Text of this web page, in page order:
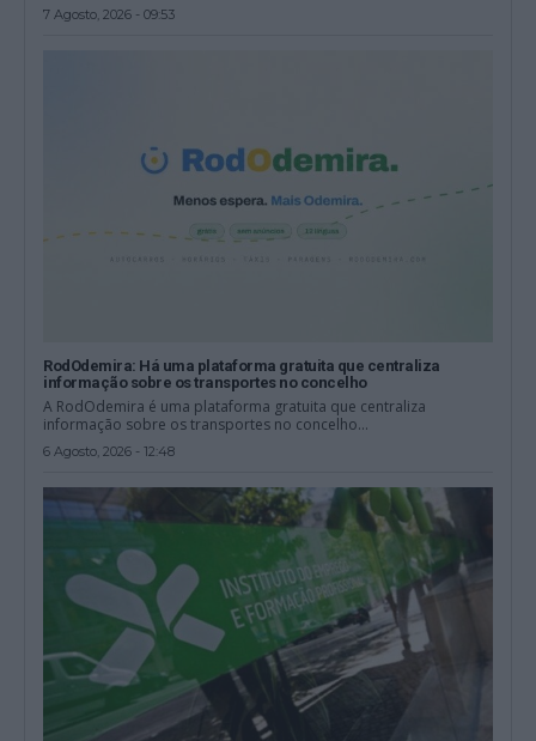
7 Agosto, 2026 - 09:53
RodOdemira: Há uma plataforma gratuita que centraliza
informação sobre os transportes no concelho
A RodOdemira é uma plataforma gratuita que centraliza
informação sobre os transportes no concelho...
6 Agosto, 2026 - 12:48